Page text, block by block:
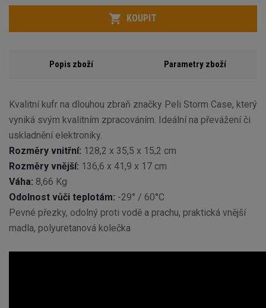
Počet
Variant
KOUPIT
Popis zboží Parametry zboží
Kvalitní kufr na dlouhou zbraň značky Peli Storm Case, který
vyniká svým kvalitním zpracováním. Ideální na převážení či
uskladnění elektroniky.
Rozměry vnitřní: 128,2 x 35,5 x 15,2 cm
Rozměry vnější: 136,6 x 41,9 x 17 cm
Váha: 8,66 Kg
Odolnost vůči teplotám: -29° / 60°C
Pevné přezky, odolný proti vodě a prachu, praktická vnější
madla, polyuretanová kolečka